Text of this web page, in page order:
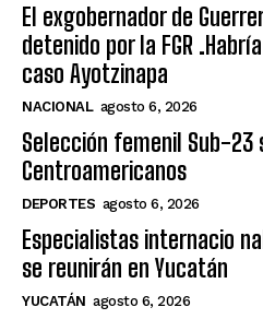
El exgobernador de
detenido por la FGR
caso Ayotzinapa
NACIONAL agosto 6, 2026
Selección femenil Sub-23
Centroamericanos
DEPORTES agosto 6, 2026
Especialistas internacio
se reunirán en Yucatán
YUCATÁN agosto 6, 2026